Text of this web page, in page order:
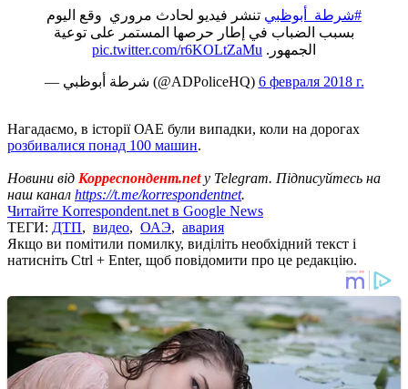
#شرطة_أبوظبي تنشر فيديو لحادث مروري وقع اليوم
بسبب الضباب في إطار حرصها المستمر على توعية
الجمهور. pic.twitter.com/r6KOLtZaMu
— شرطة أبوظبي (@ADPoliceHQ) 6 февраля 2018 г.
Нагадаємо, в історії ОАЕ були випадки, коли на дорогах
розбивалися понад 100 машин.
Новини від Корреспондент.netу Telegram. Підписуйтесь на
наш канал https://t.me/korrespondentnet.
Читайте Korrespondent.net в Google News
ТЕГИ: ДТП, видео, ОАЭ, авария
Якщо ви помітили помилку, виділіть необхідний текст і
натисніть Ctrl + Enter, щоб повідомити про це редакцію.